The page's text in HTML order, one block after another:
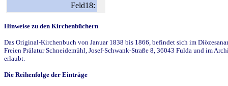
Feld18:
Hinweise zu den Kirchenbüchern
Das Original-Kirchenbuch von Januar 1838 bis 1866, befindet sich im
Freien Prälatur Schneidemühl, Josef-Schwank-Straße 8, 36043 Fulda und im
erlaubt.
Die Reihenfolge der Einträge